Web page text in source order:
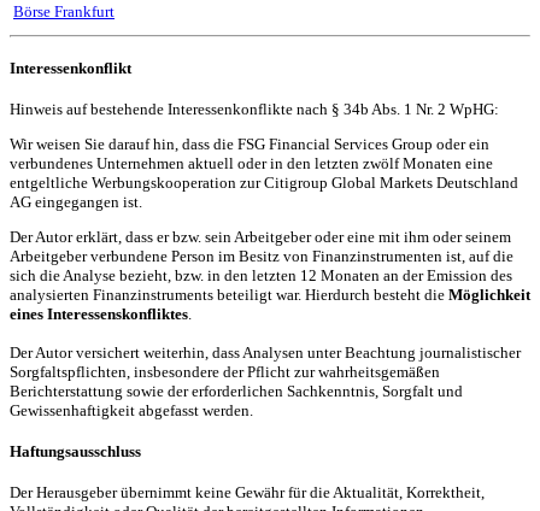
Börse Frankfurt
Interessenkonflikt
Hinweis auf bestehende Interessenkonflikte nach § 34b Abs. 1 Nr. 2 WpHG:
Wir weisen Sie darauf hin, dass die FSG Financial Services Group oder ein
verbundenes Unternehmen aktuell oder in den letzten zwölf Monaten eine
entgeltliche Werbungskooperation zur Citigroup Global Markets Deutschland
AG eingegangen ist.
Der Autor erklärt, dass er bzw. sein Arbeitgeber oder eine mit ihm oder seinem
Arbeitgeber verbundene Person im Besitz von Finanzinstrumenten ist, auf die
sich die Analyse bezieht, bzw. in den letzten 12 Monaten an der Emission des
analysierten Finanzinstruments beteiligt war. Hierdurch besteht die Möglichkeit
eines Interessenskonfliktes.
Der Autor versichert weiterhin, dass Analysen unter Beachtung journalistischer
Sorgfaltspflichten, insbesondere der Pflicht zur wahrheitsgemäßen
Berichterstattung sowie der erforderlichen Sachkenntnis, Sorgfalt und
Gewissenhaftigkeit abgefasst werden.
Haftungsausschluss
Der Herausgeber übernimmt keine Gewähr für die Aktualität, Korrektheit,